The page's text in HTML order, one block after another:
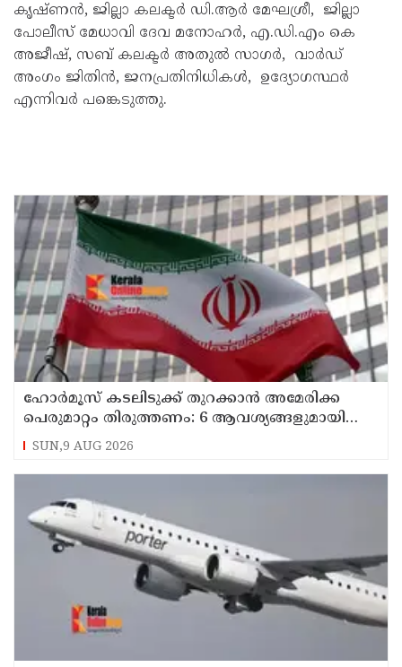
കൃഷ്ണൻ, ജില്ലാ കലക്ടർ ഡി.ആർ മേഘശ്രീ, ജില്ലാ
പോലീസ് മേധാവി ദേവ മനോഹർ, എ.ഡി.എം കെ
അജീഷ്, സബ് കലക്ടർ അതുൽ സാഗർ, വാർഡ്
അംഗം ജിതിൻ, ജനപ്രതിനിധികൾ, ഉദ്യോഗസ്ഥർ
എന്നിവർ പങ്കെടുത്തു.
ഹോര്‍മൂസ് കടലിടുക്ക് തുറക്കാന്‍ അമേരിക്ക
പെരുമാറ്റം തിരുത്തണം: 6 ആവശ്യങ്ങളുമായി
ഇറാന്‍ ദേശീയ സുരക്ഷാ കൗണ്‍സില്‍
SUN,9 AUG 2026